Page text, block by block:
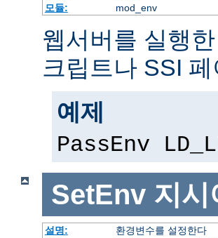
모듈:
mod_env
웹서버를 실행
크립트나 SSI
예제
PassEnv
SetEnv 지시
설명:
환경변수를 설정한다